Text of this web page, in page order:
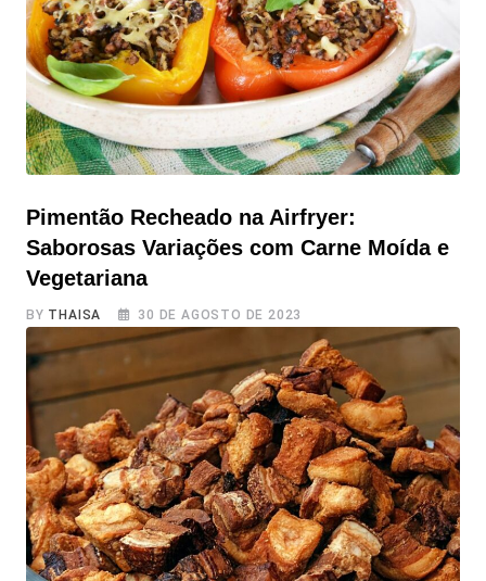
Pimentão Recheado na Airfryer:
Saborosas Variações com Carne Moída e
Vegetariana
BY THAISA 30 DE AGOSTO DE 2023
Pimentão Recheado na Airfryer: Saborosas Variações
com Carne Moída e Vegetariana O pimentão recheado é
um prato irresistível, não podemos negar, né! Agora,
imagine a possibilidade de prepará-lo de uma forma
inovadora: na Airfryer. Essa técnica proporciona uma
casquinha crocante por fora e um recheio suculento por
dentro. Sem contar nos diversos benefícios à saúde